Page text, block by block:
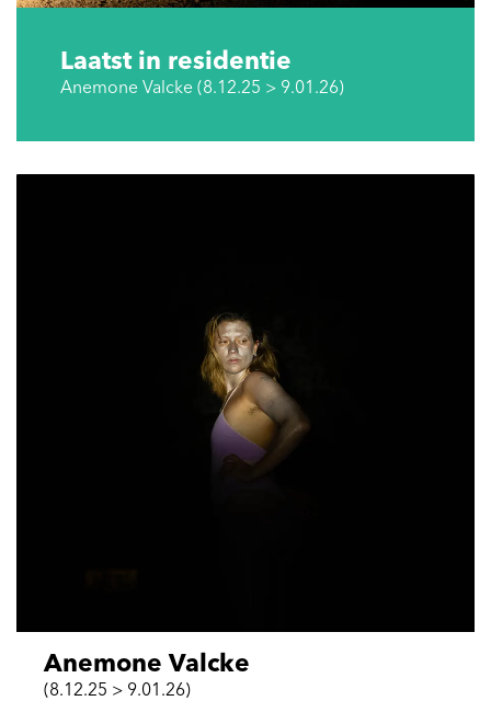
Laatst in residentie
Anemone Valcke (8.12.25 > 9.01.26)
Anemone Valcke
(8.12.25 > 9.01.26)